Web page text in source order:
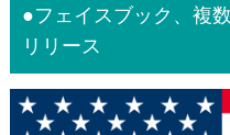
●フェイスブック、複
リリース